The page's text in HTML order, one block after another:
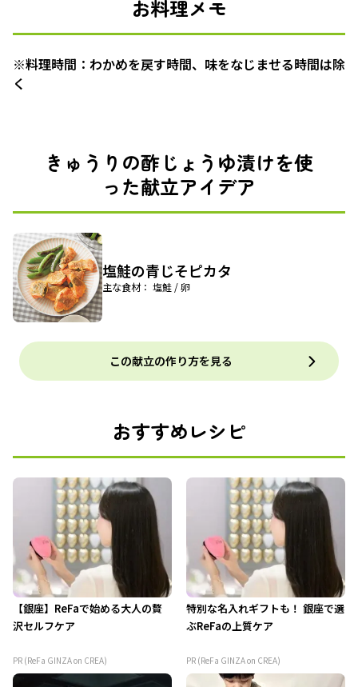
お料理メモ
※料理時間：わかめを戻す時間、味をなじませる時間は除
く
きゅうりの酢じょうゆ漬けを使
った献立アイデア
塩鮭の青じそピカタ
主な食材： 塩鮭 / 卵
この献立の作り方を見る
おすすめレシピ
【銀座】ReFaで始める大人の贅
沢セルフケア
PR (ReFa GINZA on CREA)
特別な名入れギフトも！ 銀座で選
ぶReFaの上質ケア
PR (ReFa GINZA on CREA)